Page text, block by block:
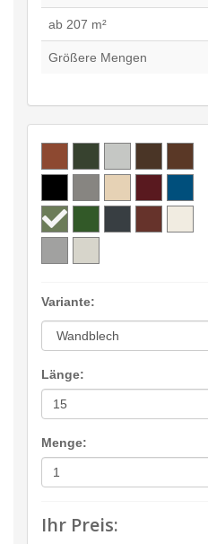
ab 207 m²
Größere Mengen
Variante:
Länge:
Menge:
Ihr Preis: